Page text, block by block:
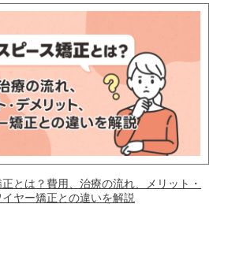
とは？費用、治療の流れ、メリット・
ヤー矯正との違いを解説